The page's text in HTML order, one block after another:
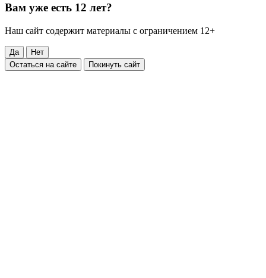
Вам уже есть 12 лет?
Наш сайт содержит материалы с ограничением 12+
Да
Нет
Остаться на сайте
Покинуть сайт